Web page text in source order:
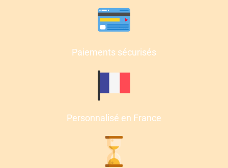
Paiements sécurisés
Personnalisé en France